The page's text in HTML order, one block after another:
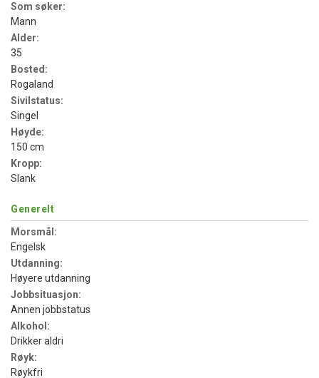
Som søker:
Mann
Alder:
35
Bosted:
Rogaland
Sivilstatus:
Singel
Høyde:
150 cm
Kropp:
Slank
Generelt
Morsmål:
Engelsk
Utdanning:
Høyere utdanning
Jobbsituasjon:
Annen jobbstatus
Alkohol:
Drikker aldri
Røyk:
Røykfri